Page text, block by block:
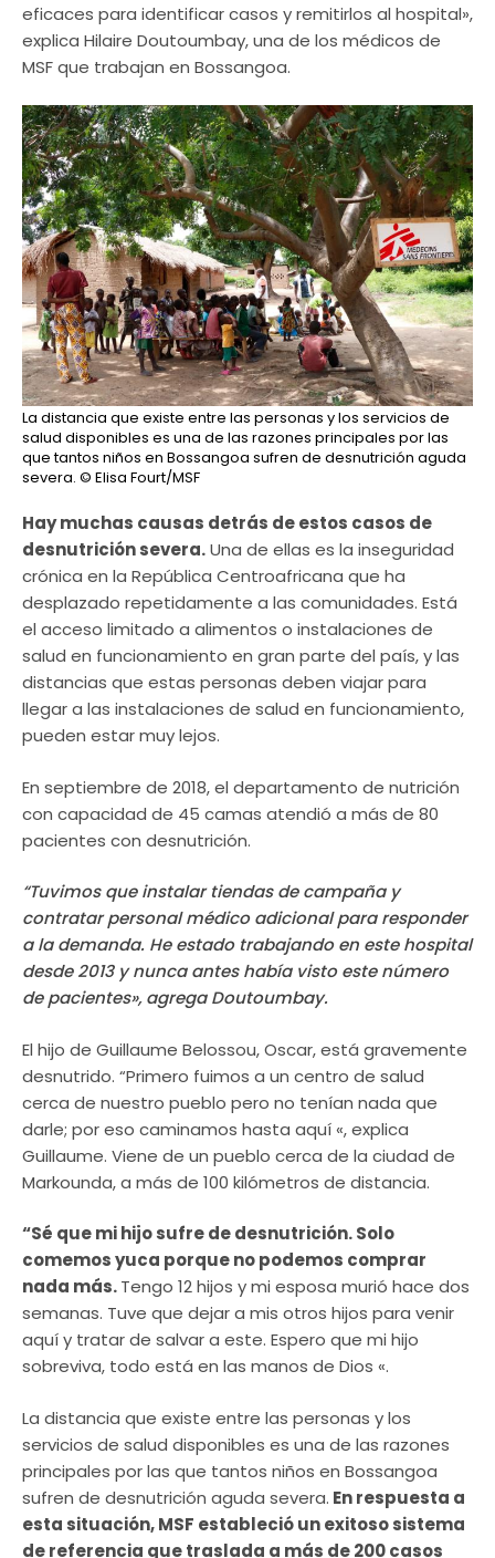
eficaces para identificar casos y remitirlos al hospital»,
explica Hilaire Doutoumbay, una de los médicos de
MSF que trabajan en Bossangoa.
La distancia que existe entre las personas y los servicios de
salud disponibles es una de las razones principales por las
que tantos niños en Bossangoa sufren de desnutrición aguda
severa. © Elisa Fourt/MSF
Hay muchas causas detrás de estos casos de
desnutrición severa.Una de ellas es la inseguridad
crónica en la República Centroafricana que ha
desplazado repetidamente a las comunidades. Está
el acceso limitado a alimentos o instalaciones de
salud en funcionamiento en gran parte del país, y las
distancias que estas personas deben viajar para
llegar a las instalaciones de salud en funcionamiento,
pueden estar muy lejos.
En septiembre de 2018, el departamento de nutrición
con capacidad de 45 camas atendió a más de 80
pacientes con desnutrición.
“Tuvimos que instalar tiendas de campaña y
contratar personal médico adicional para responder
a la demanda. He estado trabajando en este hospital
desde 2013 y nunca antes había visto este número
de pacientes», agrega Doutoumbay.
El hijo de Guillaume Belossou, Oscar, está gravemente
desnutrido. “Primero fuimos a un centro de salud
cerca de nuestro pueblo pero no tenían nada que
darle; por eso caminamos hasta aquí «, explica
Guillaume. Viene de un pueblo cerca de la ciudad de
Markounda, a más de 100 kilómetros de distancia.
“Sé que mi hijo sufre de desnutrición. Solo
comemos yuca porque no podemos comprar
nada más.Tengo 12 hijos y mi esposa murió hace dos
semanas. Tuve que dejar a mis otros hijos para venir
aquí y tratar de salvar a este. Espero que mi hijo
sobreviva, todo está en las manos de Dios «.
La distancia que existe entre las personas y los
servicios de salud disponibles es una de las razones
principales por las que tantos niños en Bossangoa
sufren de desnutrición aguda severa. En respuesta a
esta situación, MSF estableció un exitoso sistema
de referencia que traslada a más de 200 casos